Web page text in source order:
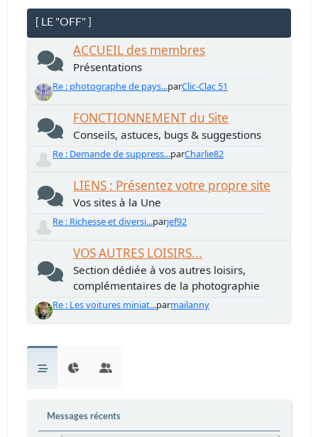
[ LE "OFF" ]
ACCUEIL des membres
Présentations
Re : photographe de pays...parClic-Clac 51
FONCTIONNEMENT du Site
Conseils, astuces, bugs & suggestions
Re : Demande de suppress...parCharlie82
LIENS : Présentez votre propre site
Vos sites à la Une
Re : Richesse et diversi...parjef92
VOS AUTRES LOISIRS...
Section dédiée à vos autres loisirs,
complémentaires de la photographie
Re : Les voitures miniat...parmailanny
Messages récents